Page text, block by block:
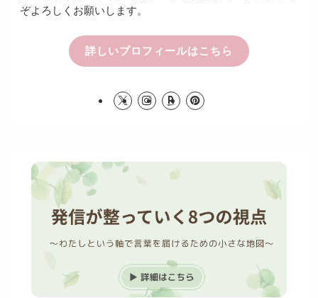
ぞよろしくお願いします。
詳しいプロフィールはこちら